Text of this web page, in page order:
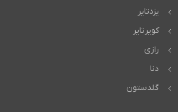
یزدتایر
کویرتایر
رازی
دنا
گلدستون